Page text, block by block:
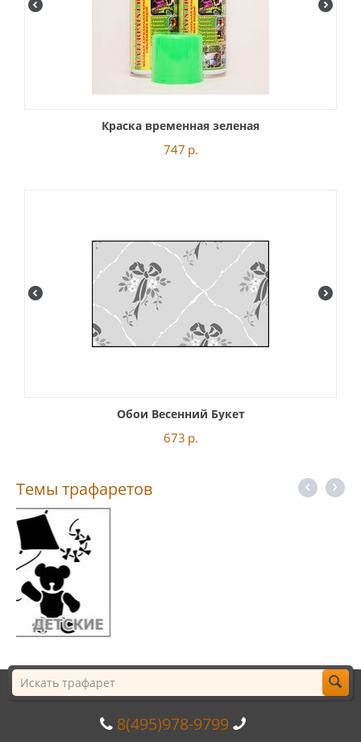
Краска временная зеленая
747 р.
Обои Весенний Букет
673 р.
Темы трафаретов
8(495)978-9799